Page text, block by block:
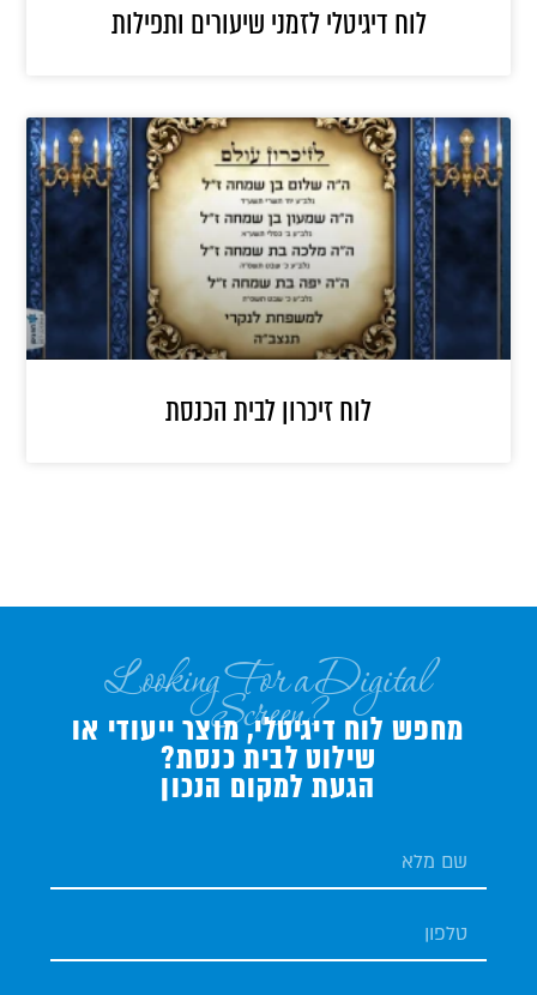
לוח דיגיטלי לזמני שיעורים ותפילות
לוח זיכרון לבית הכנסת
Looking For a Digital
Screen?
מחפש לוח דיגיטלי, מוצר ייעודי או
שילוט לבית כנסת?
הגעת למקום הנכון